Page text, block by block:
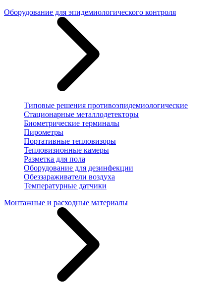
Оборудование для эпидемиологического контроля
Типовые решения противоэпидемиологические
Стационарные металлодетекторы
Биометрические терминалы
Пирометры
Портативные тепловизоры
Тепловизионные камеры
Разметка для пола
Оборудование для дезинфекции
Обеззараживатели воздуха
Температурные датчики
Монтажные и расходные материалы